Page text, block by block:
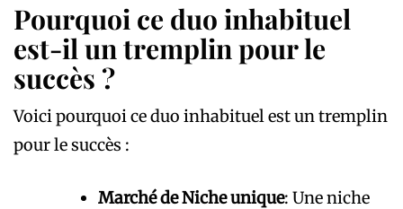
Pourquoi ce duo inhabituel
est-il un tremplin pour le
succès ?
Voici pourquoi ce duo inhabituel est un tremplin
pour le succès :
Marché de Niche unique: Une niche